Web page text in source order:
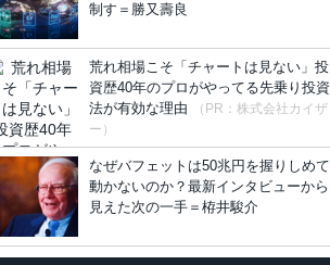
制す＝勝又壽良
荒れ相場こそ「チャートは見ない」投
資歴40年のプロがやってる先乗り投資
法が有効な理由
（PR：株式会社カイザ
ー）
なぜバフェットは50兆円を握りしめて
動かないのか？最新インタビューから
見えた次の一手＝栫井駿介